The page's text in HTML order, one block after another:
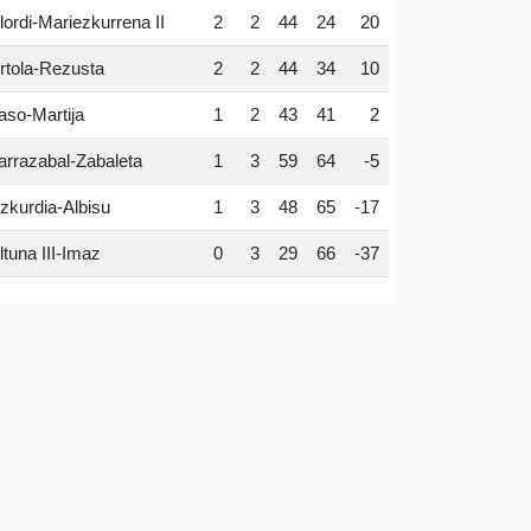
Mariezkurrena II 2 2 44 24 20
Rezusta 2 2 44 34 10
Martija 1 2 43 41 2
Zabaleta 1 3 59 64 -5
Albisu 1 3 48 65 -17
III-Imaz 0 3 29 66 -37